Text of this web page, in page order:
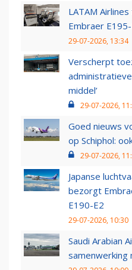
LATAM
Embraer
29-07-2026, 13:34
Verscherpt
middel’
29-07-2026,
Goed nieuws
op Schiphol:
29-07-2026,
Japanse
bezorgt
E190-E2
29-07-2026, 10:30
Saudi Arabian
samenwerking